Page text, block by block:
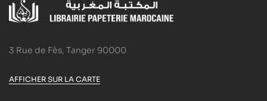
3 Rue de Fès, Tanger 90000
AFFICHER SUR LA CARTE